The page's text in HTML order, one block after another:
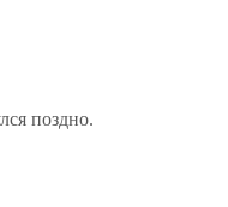
поздно.